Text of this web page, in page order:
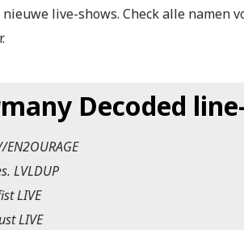
live-shows. Check alle namen
Decoded
LVLDUP
LIVE
LIVE